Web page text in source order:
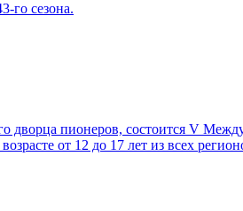
го сезона.
дворца пионеров, состоится V
от 12 до 17 лет из всех